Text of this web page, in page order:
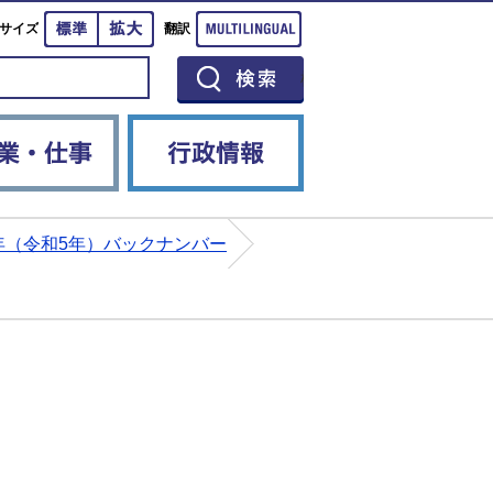
イズ 標準 拡大
翻訳
令和5年）バックナンバー